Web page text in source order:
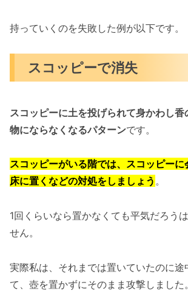
持っていくのを失敗した例が以下です。
スコッピーで消失
スコッピーに土を投げられて身かわし
物にならなくなるパターンです。
スコッピーがいる階では、スコッピー
床に置くなどの対処をしましょう 。
1回くらいなら置かなくても平気だろう
せん。
実際私は、それまでは置いていたのに途
て、壺を置かずにそのまま攻撃しました